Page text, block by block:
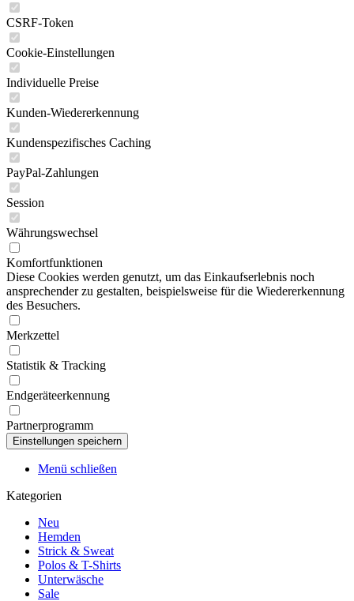
CSRF-Token
Cookie-Einstellungen
Individuelle Preise
Kunden-Wiedererkennung
Kundenspezifisches Caching
PayPal-Zahlungen
Session
Währungswechsel
Komfortfunktionen
Diese Cookies werden genutzt, um das Einkaufserlebnis noch
ansprechender zu gestalten, beispielsweise für die Wiedererkennung
des Besuchers.
Merkzettel
Statistik & Tracking
Endgeräteerkennung
Partnerprogramm
Menü schließen
Kategorien
Neu
Hemden
Strick & Sweat
Polos & T-Shirts
Unterwäsche
Sale